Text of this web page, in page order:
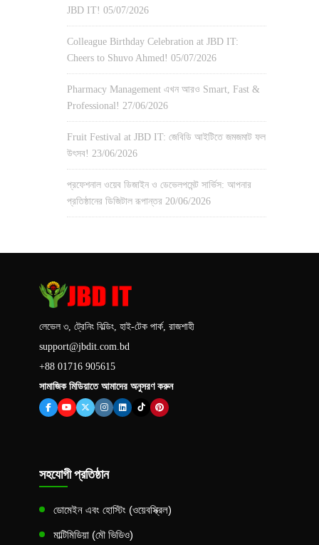
JBD IT! 05/07/2026
Colleague Birthday Celebration at JBD IT:
Cheers to Shuvo Ahmed! 05/07/2026
Pharmacy Management এখন আরও Smart, Fast &
Professional! 27/06/2026
Fruit Festival at JBD IT: জেবিডি আইটিতে জমজমাট ফল
উৎসব! 23/06/2026
প্রফেশনাল ওয়েব ডিজাইন ও ডেভেলপমেন্ট সার্ভিস: আপনার
প্রতিষ্ঠানের ডিজিটাল রূপান্তর 20/06/2026
লেভেল ৩, ট্রেনিং বিল্ডিং, হাই-টেক পার্ক, রাজশাহী
support@jbdit.com.bd
+88 01716 905615
সামাজিক মিডিয়াতে আমাদের অনুসরণ করুন
সহযোগী প্রতিষ্ঠান
ডোমেইন এবং হোস্টিং (ওয়েবস্ক্রিল)
মাল্টিমিডিয়া (মৌ ভিডিও)